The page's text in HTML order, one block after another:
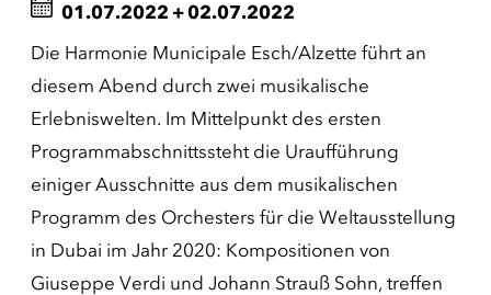
01.07.2022 +02.07.2022
Die Harmonie Municipale Esch/Alzette führt an
diesem Abend durch zwei musikalische
Erlebniswelten. Im Mittelpunkt des ersten
Programmabschnittssteht die Uraufführung
einiger Ausschnitte aus dem musikalischen
Programm des Orchesters für die Weltausstellung
in Dubai im Jahr 2020: Kompositionen von
Giuseppe Verdi und Johann Strauß Sohn, treffen